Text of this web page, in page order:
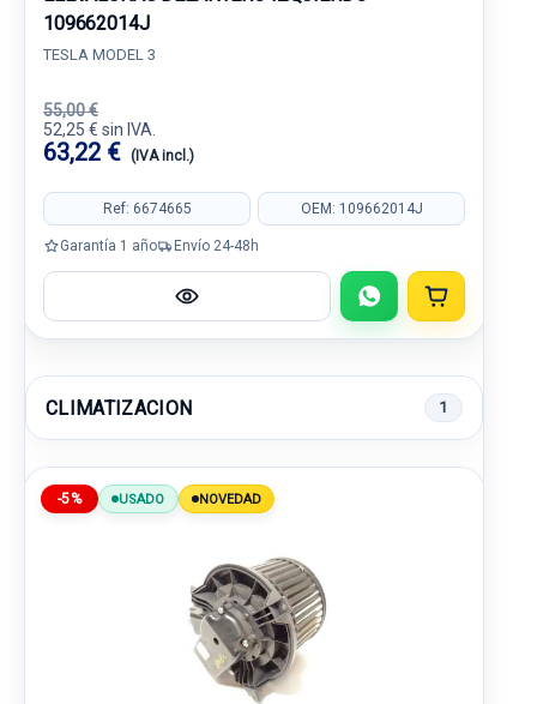
109662014J
TESLA MODEL 3
55,00 €
52,25 € sin IVA.
63,22 € (IVA incl.)
Ref: 6674665 OEM: 109662014J
Garantía 1 año Envío 24-48h
CLIMATIZACION 1
-5% USADO NOVEDAD